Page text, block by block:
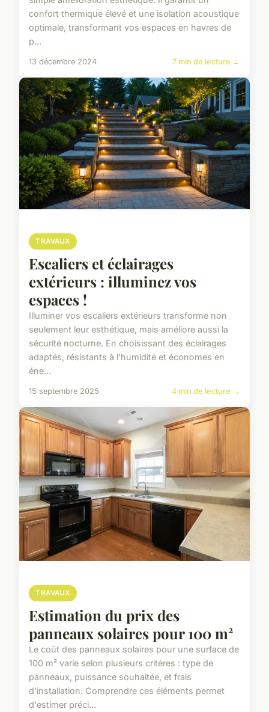
confort thermique élevé et une isolation acoustique
optimale, transformant vos espaces en havres de
p...
13 décembre 2024 7 min de lecture →
TRAVAUX
Escaliers et éclairages
extérieurs : illuminez vos
espaces !
Illuminer vos escaliers extérieurs transforme non
seulement leur esthétique, mais améliore aussi la
sécurité nocturne. En choisissant des éclairages
adaptés, résistants à l'humidité et économes en
éne...
15 septembre 2025 4 min de lecture →
TRAVAUX
Estimation du prix des
panneaux solaires pour 100 m²
Le coût des panneaux solaires pour une surface de
100 m² varie selon plusieurs critères : type de
panneaux, puissance souhaitée, et frais
d'installation. Comprendre ces éléments permet
d'estimer préci...